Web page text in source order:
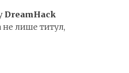
DreamHack
не лише титул,